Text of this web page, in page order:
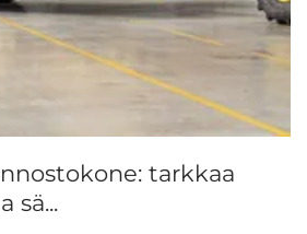
tarkkaa
sä...